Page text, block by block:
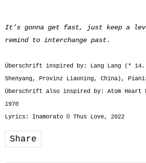
It’s gonna get fast, just keep a
remind to interchange past.
Überschrift inspired by: Lang Lang (*
Shenyang, Provinz Liaoning, China),
Überschrift also inspired by: Atom Heart
1970
Lyrics: Inamorato © Thus Love, 2022
Share